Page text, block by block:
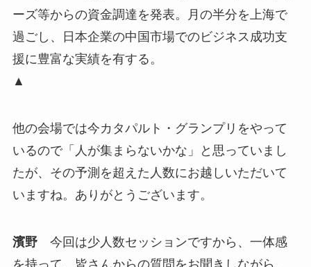
ーズ等からの資金調達を発表。月の半分を上海で
過ごし、日本企業の中国市場でのビジネス成功支
援に豊富な実績を有する。
▲
他の会場では今カタパルト・グランプリをやって
いるので「人が集まらないかな」と思っていまし
たが、その予測を超えた人数にお越しいただいて
いますね。ありがとうございます。
濱野今回は少人数セッションですから、一体感
を持って、皆さんからの質問をお聞きしながら、